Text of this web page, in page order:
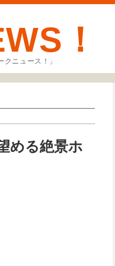
！
ニュース！」
める絶景ホ